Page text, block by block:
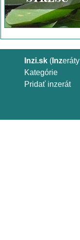
Inzi.sk ( Inzeráty
Kategórie
Pridať inzerát